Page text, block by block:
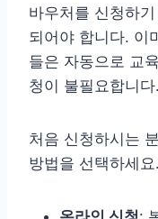
바우처를 신청하
되어야 합니다. 이
들은 자동으로 교
청이 불필요합니다.
처음 신청하시는
방법을 선택하세요.